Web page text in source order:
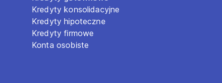
Kredyty konsolidacyjne
Kredyty hipoteczne
Kredyty firmowe
Konta osobiste